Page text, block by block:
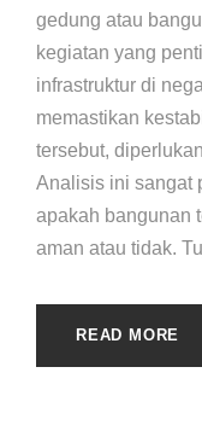
gedung atau
kegiatan yang
infrastruktur di
memastikan
tersebut,
Analisis ini sangat
apakah bangunan
aman atau tidak.
READ MORE